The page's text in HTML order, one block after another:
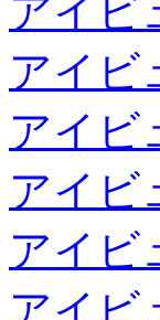
アイビ
アイビ
アイビ
アイビ
アイビ
アイビ